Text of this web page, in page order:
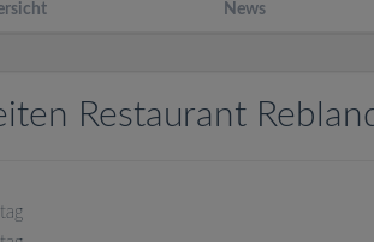
News
Restaurant